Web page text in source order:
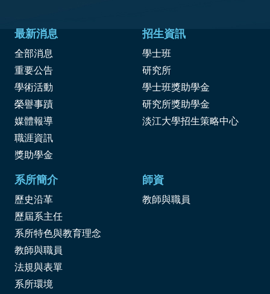
最新消息
全部消息
重要公告
學術活動
榮譽事蹟
媒體報導
職涯資訊
獎助學金
招生資訊
學士班
研究所
學士班獎助學金
研究所獎助學金
淡江大學招生策略中心
系所簡介
歷史沿革
歷屆系主任
系所特色與教育理念
教師與職員
法規與表單
系所環境
師資
教師與職員